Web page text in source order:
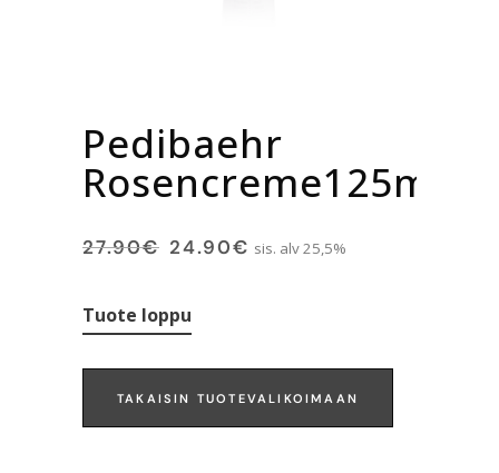
Pedibaehr
Rosencreme125ml
27.90€ 24.90€ sis. alv 25,5%
Tuote loppu
TAKAISIN TUOTEVALIKOIMAAN